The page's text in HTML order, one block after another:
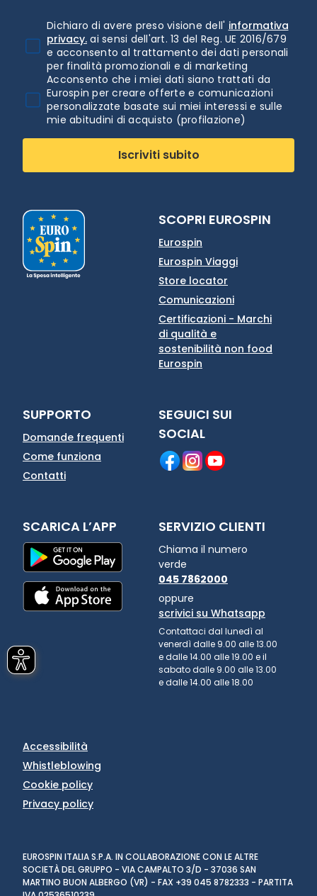
Dichiaro di avere preso visione dell' informativa
privacy. ai sensi dell'art. 13 del Reg. UE 2016/679
e acconsento al trattamento dei dati personali
per finalità promozionali e di marketing
Acconsento che i miei dati siano trattati da
Eurospin per creare offerte e comunicazioni
personalizzate basate sui miei interessi e sulle
mie abitudini di acquisto (profilazione)
Iscriviti subito
SCOPRI EUROSPIN
Eurospin
Eurospin Viaggi
Store locator
Comunicazioni
Certificazioni - Marchi
di qualità e
sostenibilità non food
Eurospin
SUPPORTO
Domande frequenti
Come funziona
Contatti
SEGUICI SUI
SOCIAL
SCARICA L’APP SERVIZIO CLIENTI
Chiama il numero
verde
045 7862000
oppure
scrivici su Whatsapp
Contattaci dal lunedì al
venerdì dalle 9.00 alle 13.00
e dalle 14.00 alle 19.00 e il
sabato dalle 9.00 alle 13.00
e dalle 14.00 alle 18.00
Accessibilità
Whistleblowing
Cookie policy
Privacy policy
EUROSPIN ITALIA S.P.A. IN COLLABORAZIONE CON LE ALTRE
SOCIETÀ DEL GRUPPO - VIA CAMPALTO 3/D - 37036 SAN
MARTINO BUON ALBERGO (VR) - FAX +39 045 8782333 - PARTITA